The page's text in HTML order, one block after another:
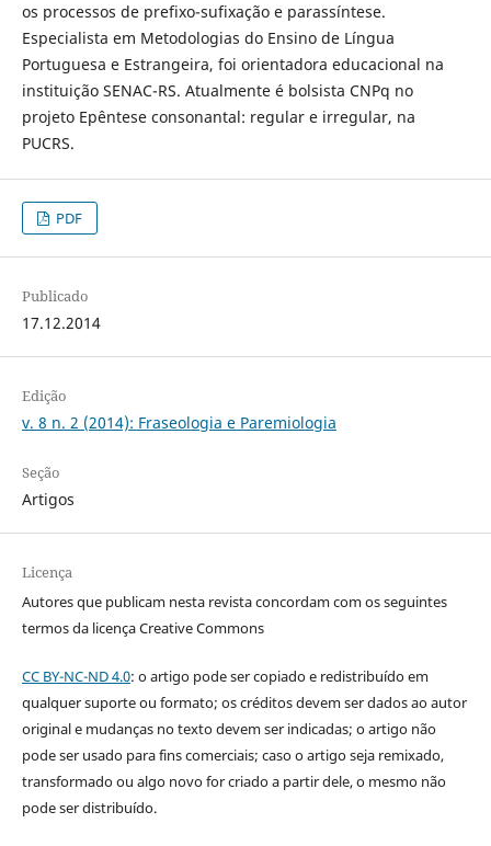
os processos de prefixo-sufixação e parassíntese.
Especialista em Metodologias do Ensino de Língua
Portuguesa e Estrangeira, foi orientadora educacional na
instituição SENAC-RS. Atualmente é bolsista CNPq no
projeto Epêntese consonantal: regular e irregular, na
PUCRS.
PDF
Publicado
17.12.2014
Edição
v. 8 n. 2 (2014): Fraseologia e Paremiologia
Seção
Artigos
Licença
Autores que publicam nesta revista concordam com os seguintes
termos da licença Creative Commons
CC BY-NC-ND 4.0: o artigo pode ser copiado e redistribuído em
qualquer suporte ou formato; os créditos devem ser dados ao autor
original e mudanças no texto devem ser indicadas; o artigo não
pode ser usado para fins comerciais; caso o artigo seja remixado,
transformado ou algo novo for criado a partir dele, o mesmo não
pode ser distribuído.